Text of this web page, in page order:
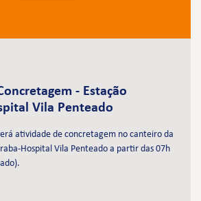
- Estação
Vila Penteado
atividade de concretagem no canteiro da
Hospital Vila Penteado a partir das 07h